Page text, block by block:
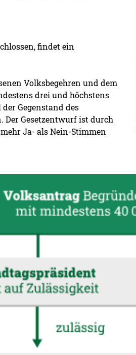
findet ein
Volksbegehren und dem
drei und höchstens
Gegenstand des
Gesetzentwurf ist durch
Ja- als Nein-Stimmen